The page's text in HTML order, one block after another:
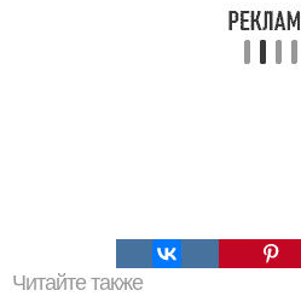
Читайте также